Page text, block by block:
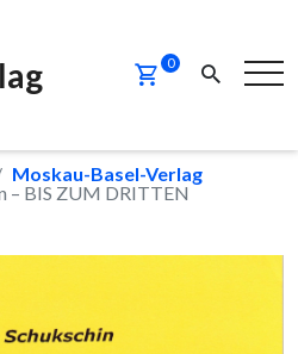
0
Moskau-Basel-Verlag
– BIS ZUM DRITTEN